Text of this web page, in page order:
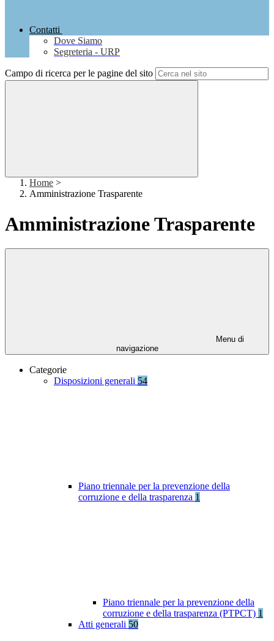
Contatti
Dove Siamo
Segreteria - URP
Campo di ricerca per le pagine del sito
Home >
Amministrazione Trasparente
Amministrazione Trasparente
Menu di
navigazione
Categorie
Disposizioni generali 54
Piano triennale per la prevenzione della
corruzione e della trasparenza 1
Piano triennale per la prevenzione della
corruzione e della trasparenza (PTPCT) 1
Atti generali 50